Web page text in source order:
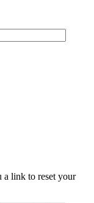
a link to reset your